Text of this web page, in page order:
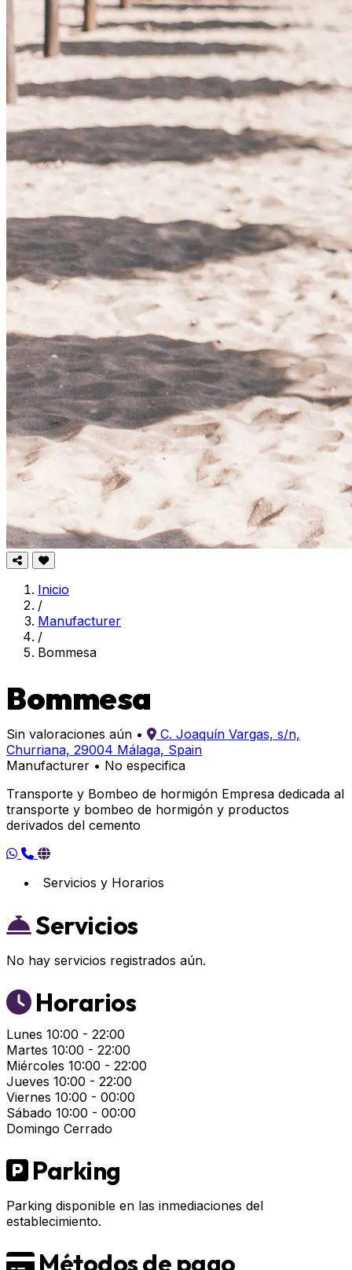
Inicio
/
Manufacturer
/
Bommesa
Bommesa
Sin valoraciones aún •
C. Joaquín Vargas, s/n,
Churriana, 29004 Málaga, Spain
Manufacturer • No especifica
Transporte y Bombeo de hormigón Empresa dedicada al
transporte y bombeo de hormigón y productos
derivados del cemento
Servicios y Horarios
Servicios
No hay servicios registrados aún.
Horarios
Lunes 10:00 - 22:00
Martes 10:00 - 22:00
Miércoles 10:00 - 22:00
Jueves 10:00 - 22:00
Viernes 10:00 - 00:00
Sábado 10:00 - 00:00
Domingo Cerrado
Parking
Parking disponible en las inmediaciones del
establecimiento.
Métodos de pago